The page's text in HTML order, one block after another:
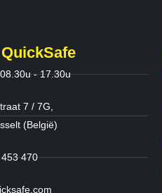
- 17.30u
7 / 7G,
(België)
470